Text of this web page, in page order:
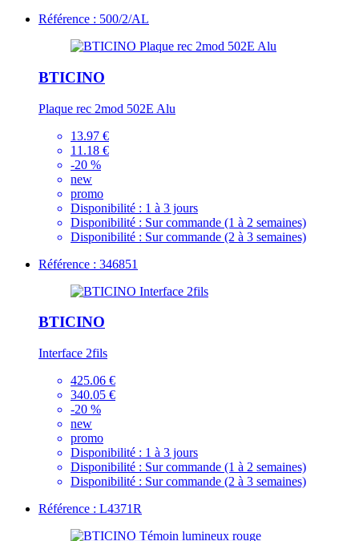
Référence : 500/2/AL
BTICINO
Plaque rec 2mod 502E Alu
13.97 €
11.18 €
-20 %
new
promo
Disponibilité : 1 à 3 jours
Disponibilité : Sur commande (1 à 2 semaines)
Disponibilité : Sur commande (2 à 3 semaines)
Référence : 346851
BTICINO
Interface 2fils
425.06 €
340.05 €
-20 %
new
promo
Disponibilité : 1 à 3 jours
Disponibilité : Sur commande (1 à 2 semaines)
Disponibilité : Sur commande (2 à 3 semaines)
Référence : L4371R